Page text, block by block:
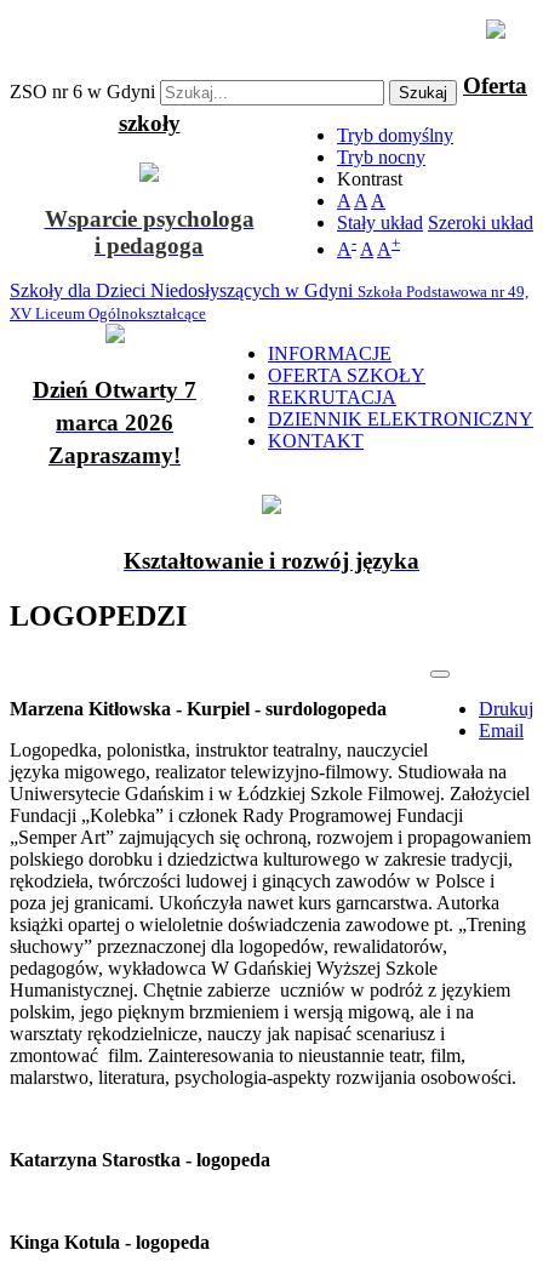
ZSO nr 6 w Gdyni Szukaj
Tryb domyślny
Tryb nocny
Kontrast
A A A
Stały układ Szeroki układ
A- A A+
Szkoły dla Dzieci Niedosłyszących w Gdyni Szkoła Podstawowa nr 49,
XV Liceum Ogólnokształcące
INFORMACJE
OFERTA SZKOŁY
REKRUTACJA
DZIENNIK ELEKTRONICZNY
KONTAKT
Oferta
szkoły
Wsparcie psychologa
i pedagoga
Dzień Otwarty 7
marca 2026
Zapraszamy!
Kształtowanie i rozwój języka
LOGOPEDZI
Drukuj
Email
Marzena Kitłowska - Kurpiel - surdologopeda
Logopedka, polonistka, instruktor teatralny, nauczyciel
języka migowego, realizator telewizyjno-filmowy. Studiowała na
Uniwersytecie Gdańskim i w Łódzkiej Szkole Filmowej. Założyciel
Fundacji „Kolebka” i członek Rady Programowej Fundacji
„Semper Art” zajmujących się ochroną, rozwojem i propagowaniem
polskiego dorobku i dziedzictwa kulturowego w zakresie tradycji,
rękodzieła, twórczości ludowej i ginących zawodów w Polsce i
poza jej granicami. Ukończyła nawet kurs garncarstwa. Autorka
książki opartej o wieloletnie doświadczenia zawodowe pt. „Trening
słuchowy” przeznaczonej dla logopedów, rewalidatorów,
pedagogów, wykładowca W Gdańskiej Wyższej Szkole
Humanistycznej. Chętnie zabierze uczniów w podróż z językiem
polskim, jego pięknym brzmieniem i wersją migową, ale i na
warsztaty rękodzielnicze, nauczy jak napisać scenariusz i
zmontować film. Zainteresowania to nieustannie teatr, film,
malarstwo, literatura, psychologia-aspekty rozwijania osobowości.
Katarzyna Starostka - logopeda
Kinga Kotula - logopeda